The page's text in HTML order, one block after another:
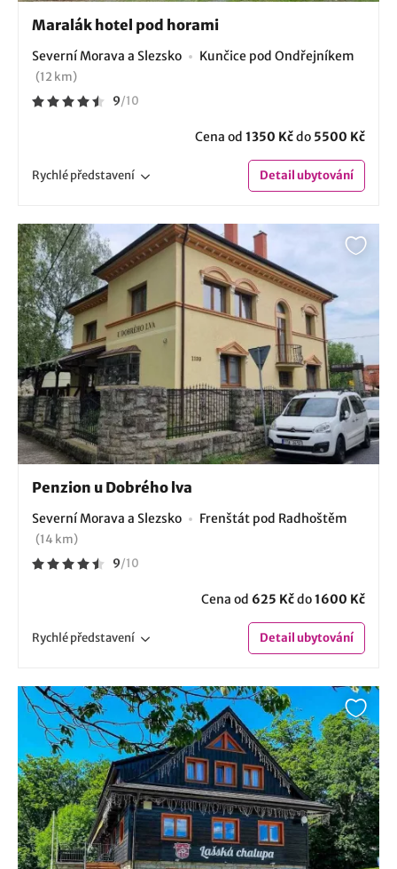
Maralák hotel pod horami
Severní Morava a Slezsko Kunčice pod Ondřejníkem
(12 km)
9/10
Cena od 1350 Kčdo 5500 Kč
Rychlépředstavení Detailubytování
Penzion u Dobrého lva
Severní Morava a Slezsko Frenštát pod Radhoštěm
(14 km)
9/10
Cena od 625 Kčdo1600 Kč
Rychlépředstavení Detailubytování